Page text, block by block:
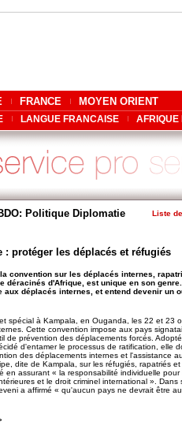
FRANCE MOYEN ORIENT
LANGUE FRANCAISE AFRIQUE
Politique Diplomatie Liste
protéger les déplacés et réfugiés
convention sur les déplacés internes,
déracinés d'Afrique, est unique en son
déplacés internes, et entend devenir un
spécial à Kampala, en Ouganda, les 22 et 23
Cette convention impose aux pays
de prévention des déplacements forcés.
d'entamer le processus de ratification, elle
des déplacements internes et l'assistance
dite de Kampala, sur les réfugiés, rapatriés et
en assurant « la responsabilité individuelle pour
et le droit criminel international ». Dans
a affirmé « qu'aucun pays ne devrait être